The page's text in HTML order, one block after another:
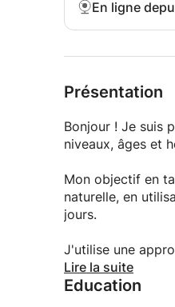
En ligne
Présentation
Bonjour ! Je suis
niveaux, âges et
Mon objectif en
naturelle, en
jours.
J'utilise une
assurance est
Mes cours se
Lire la suite
Education